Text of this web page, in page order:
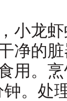
龙虾
净的
用。
。处